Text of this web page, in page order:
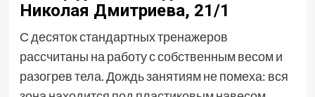
Николая Дмитриева, 21/1
С десяток стандартных тренажеров
рассчитаны на работу с собственным весом и
разогрев тела. Дождь занятиям не помеха: вся